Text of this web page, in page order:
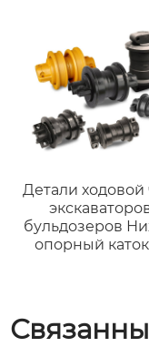
Детали ходовой
бульдозеров
опорный